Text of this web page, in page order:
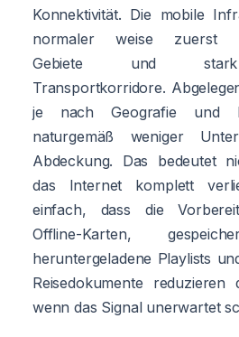
Konnektivität. Die mobile
normaler weise zuerst
Gebiete und stark
Transportkorridore.
je nach Geografie und
naturgemäß weniger
Abdeckung. Das bedeutet
das Internet komplett
einfach, dass die
Offline-Karten,
heruntergeladene Playlists
Reisedokumente
wenn das Signal unerwartet